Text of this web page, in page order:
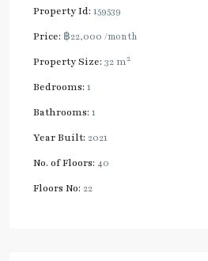
Property Id: 159539
Price: ฿22,000 /month
Property Size: 32 m2
Bedrooms: 1
Bathrooms: 1
Year Built: 2021
No. of Floors: 40
Floors No: 22